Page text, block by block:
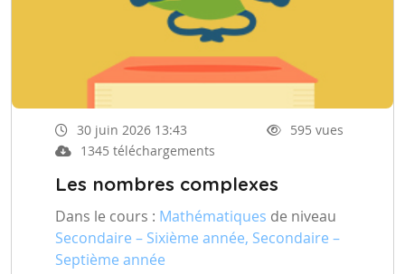
30 juin 2026 13:43
595 vues
1345 téléchargements
Les nombres complexes
Dans le cours : Mathématiques de niveau
Secondaire – Sixième année, Secondaire –
Septième année